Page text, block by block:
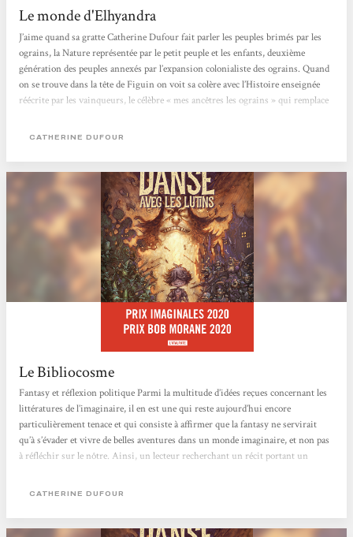
Le monde d'Elhyandra
J’aime quand sa gratte Catherine Dufour fait parler les peuples brimés par les
ograins, la Nature représentée par le petit peuple et les enfants, deuxième
génération des peuples annexés par l’expansion colonialiste des ograins. Quand
on se trouve dans la tête de Figuin on voit sa colère avec l’Histoire enseignée
réécrite par les vainqueurs, le célèbre « mes ancêtres les ograins » qui remplace
exemple…et à tous les autres, on est d’accord que...
CATHERINE DUFOUR
Le Bibliocosme
Fantasy et réflexion politique Parmi la multitude d’idées reçues concernant les
littératures de l’imaginaire, il en est une qui reste aujourd’hui encore
particulièrement tenace et qui consiste à affirmer que la fantasy ne servirait
qu’à s’évader et vivre de belles aventures dans un monde imaginaire, et non pas
à réfléchir sur le nôtre. Ainsi, un lecteur recherchant un récit portant un
travers et son avenir, se verra généralement conseiller un ouvrage de science-
CATHERINE DUFOUR